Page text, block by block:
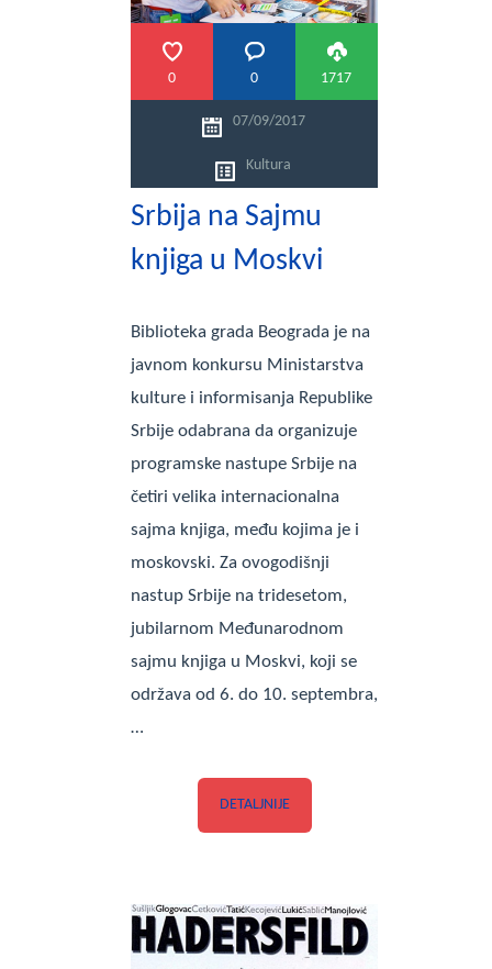
0 0 1717
07/09/2017
Kultura
Srbija na Sajmu
knjiga u Moskvi
Biblioteka grada Beograda je na
javnom konkursu Ministarstva
kulture i informisanja Republike
Srbije odabrana da organizuje
programske nastupe Srbije na
četiri velika internacionalna
sajma knjiga, među kojima je i
moskovski. Za ovogodišnji
nastup Srbije na tridesetom,
jubilarnom Međunarodnom
sajmu knjiga u Moskvi, koji se
održava od 6. do 10. septembra,
…
DETALJNIJE